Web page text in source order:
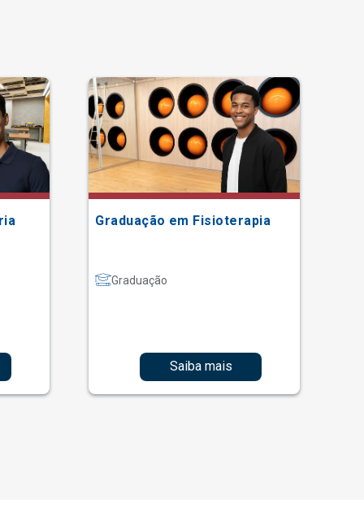
Graduação em Fisioterapia
Graduação
Saiba mais